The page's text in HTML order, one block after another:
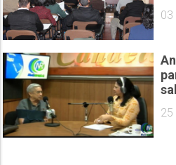
03
25